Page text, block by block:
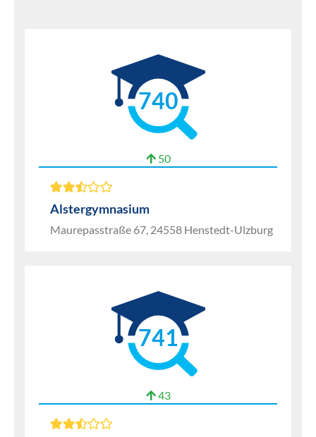
740
50
Alstergymnasium
Maurepasstraße 67, 24558 Henstedt-Ulzburg
741
43